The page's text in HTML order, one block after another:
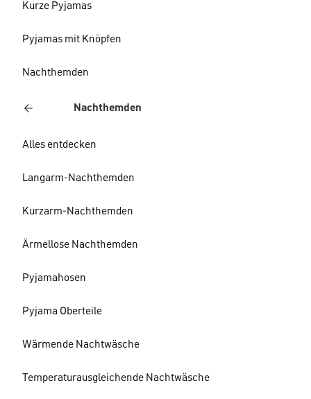
Kurze Pyjamas
Pyjamas mit Knöpfen
Nachthemden
Nachthemden
Alles entdecken
Langarm-Nachthemden
Kurzarm-Nachthemden
Ärmellose Nachthemden
Pyjamahosen
Pyjama Oberteile
Wärmende Nachtwäsche
Temperaturausgleichende Nachtwäsche